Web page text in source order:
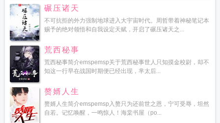
碾压诸天
不可抗拒的外力强制地球进入大宇宙时代。周哲带着神秘笔记本
赐予的绝对领悟和自我设定天赋，开启了碾压诸天之...
荒西秘事
荒西秘事简介emspemsp关于荒西秘事世人只知摸金校尉，却不
知这一行早在战国时期便已经出现，芈太后...
赘婿人生
赘婿人生简介emspemsp入赘只为还前世之恩，宁可受辱，坦然
自若。记忆唤醒，一鸣惊人！海棠书屋（po...